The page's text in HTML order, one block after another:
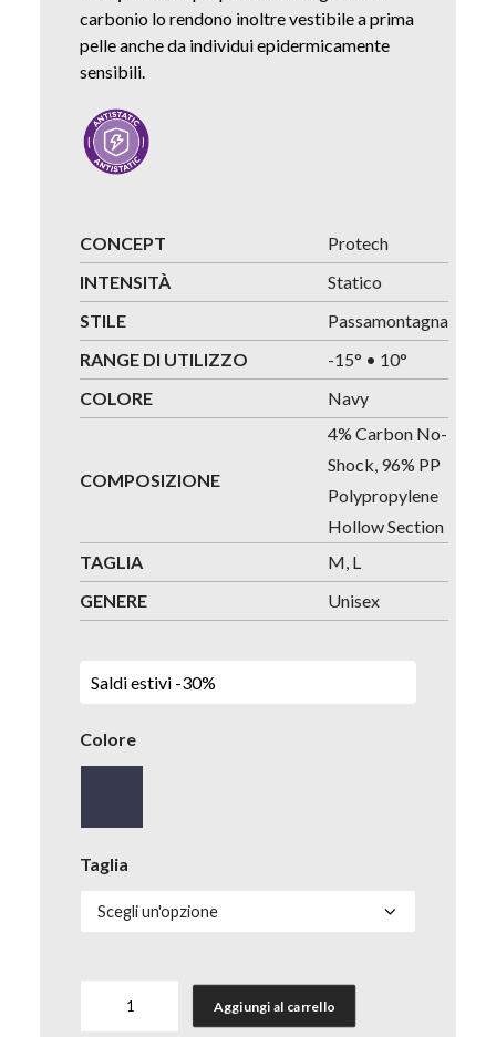
carbonio lo rendono inoltre vestibile a prima
pelle anche da individui epidermicamente
sensibili.
CONCEPT
Protech
INTENSITÀ
Statico
STILE
Passamontagna
RANGE DI UTILIZZO
-15° • 10°
COLORE
Navy
COMPOSIZIONE
4% Carbon No-
Shock, 96% PP
Polypropylene
Hollow Section
TAGLIA
M, L
GENERE
Unisex
Saldi estivi -30%
Colore
Taglia
Passamontagna
Aggiungi al carrello